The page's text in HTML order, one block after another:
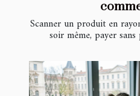
Scanner un produit en
soir même, payer sans